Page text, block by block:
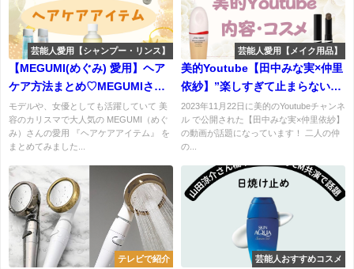
芸能人愛用【シャンプー・リンス】
【MEGUMI(めぐみ) 愛用】ヘア
ケア方法まとめ♡MEGUMIさん
こだわりのヘアケアアイテムと
は？
モデルや、女優としても活躍していて 美
容のカリスマで大人気の MEGUMI（めぐ
み）さんの愛用 『ヘアケアアイテム』 を
まとめてみました...
芸能人愛用【メイク用品】
美的Youtube【田中みな実×仲里
依紗】”楽しすぎて止まらない！
素顔のビューティトーク”紹介の
アイテム・内容まとめ♪
2023年11月22日に美的のYoutubeチャンネ
ル で公開された【田中みな実×仲里依紗】
の動画が話題になっています！ 二人の仲
の...
テレビで紹介 芸能人おすすめコスメ